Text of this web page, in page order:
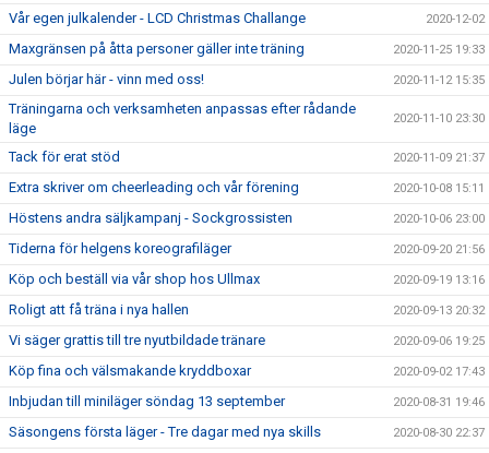
Vår egen julkalender - LCD Christmas Challange 2020-12-02
Maxgränsen på åtta personer gäller inte träning 2020-11-25 19:33
Julen börjar här - vinn med oss! 2020-11-12 15:35
Träningarna och verksamheten anpassas efter rådande
läge
2020-11-10 23:30
Tack för erat stöd 2020-11-09 21:37
Extra skriver om cheerleading och vår förening 2020-10-08 15:11
Höstens andra säljkampanj - Sockgrossisten 2020-10-06 23:00
Tiderna för helgens koreografiläger 2020-09-20 21:56
Köp och beställ via vår shop hos Ullmax 2020-09-19 13:16
Roligt att få träna i nya hallen 2020-09-13 20:32
Vi säger grattis till tre nyutbildade tränare 2020-09-06 19:25
Köp fina och välsmakande kryddboxar 2020-09-02 17:43
Inbjudan till miniläger söndag 13 september 2020-08-31 19:46
Säsongens första läger - Tre dagar med nya skills 2020-08-30 22:37